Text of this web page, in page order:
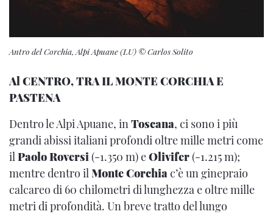
Antro del Corchia, Alpi Apuane (LU) © Carlos Solito
Al CENTRO, TRA IL MONTE CORCHIA E
PASTENA
Dentro le Alpi Apuane, in Toscana, ci sono i più
grandi abissi italiani profondi oltre mille metri come
il Paolo Roversi (-1.350 m) eOlivifer(-1.215 m);
mentre dentro il Monte Corchia c’è un ginepraio
calcareo di 60 chilometri di lunghezza e oltre mille
metri di profondità. Un breve tratto del lungo